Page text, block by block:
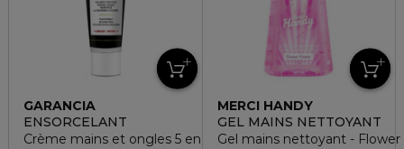
GARANCIA
ENSORCELANT
Crème mains et ongles 5 en 1
MERCI HANDY
GEL MAINS NETTOYANT
Gel mains nettoyant - Flower